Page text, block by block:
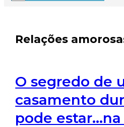
Relações
O segredo de
casamento
pode estar…na